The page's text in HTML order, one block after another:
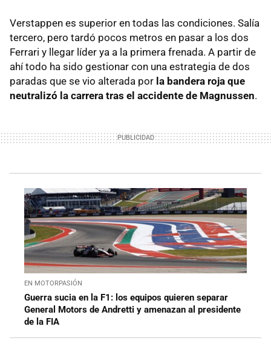
Verstappen es superior en todas las condiciones. Salía
tercero, pero tardó pocos metros en pasar a los dos
Ferrari y llegar líder ya a la primera frenada. A partir de
ahí todo ha sido gestionar con una estrategia de dos
paradas que se vio alterada por la bandera roja que
neutralizó la carrera tras el accidente de Magnussen.
EN MOTORPASIÓN
Guerra sucia en la F1: los equipos quieren separar
General Motors de Andretti y amenazan al presidente
de la FIA